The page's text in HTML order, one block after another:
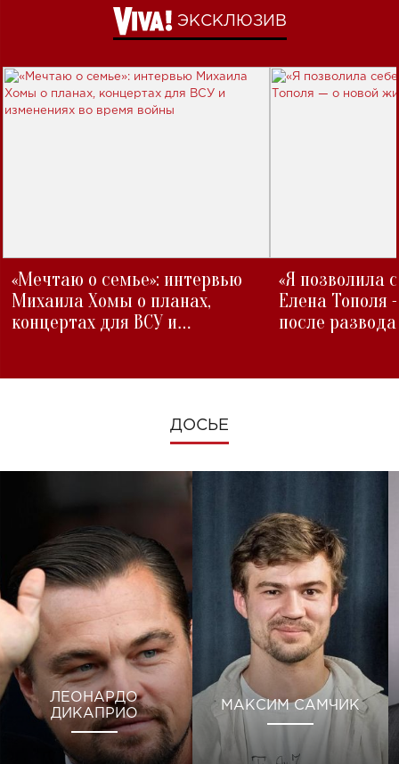
ЭКСКЛЮЗИВ
«Мечтаю о семье»: интервью
Михаила Хомы о планах,
концертах для ВСУ и
«Я позволила
Елена Тополя
после развода
ДОСЬЕ
ЛЕОНАРДО
ДИКАПРИО
МАКСИМ САМЧИК